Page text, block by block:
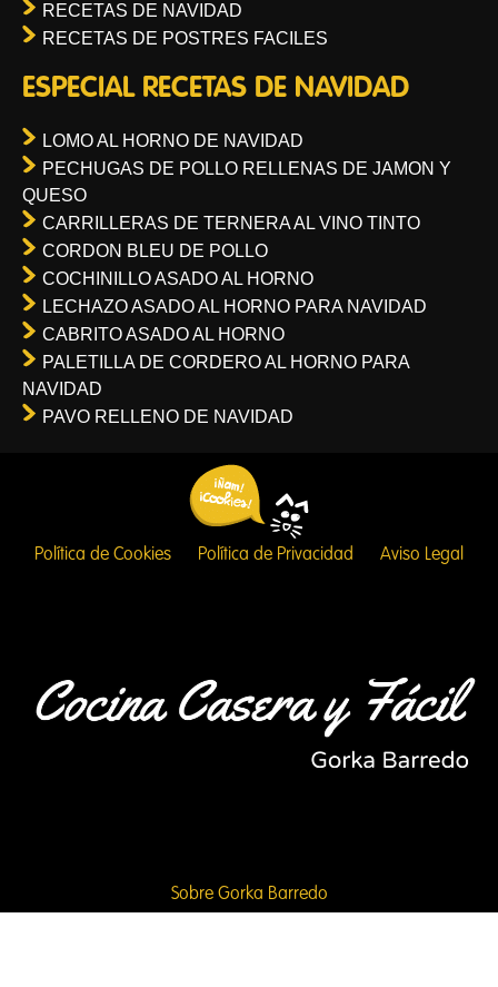
RECETAS DE NAVIDAD
RECETAS DE POSTRES FACILES
ESPECIAL RECETAS DE NAVIDAD
LOMO AL HORNO DE NAVIDAD
PECHUGAS DE POLLO RELLENAS DE JAMON Y
QUESO
CARRILLERAS DE TERNERA AL VINO TINTO
CORDON BLEU DE POLLO
COCHINILLO ASADO AL HORNO
LECHAZO ASADO AL HORNO PARA NAVIDAD
CABRITO ASADO AL HORNO
PALETILLA DE CORDERO AL HORNO PARA
NAVIDAD
PAVO RELLENO DE NAVIDAD
Política de Cookies Política de Privacidad Aviso Legal
Sobre Gorka Barredo